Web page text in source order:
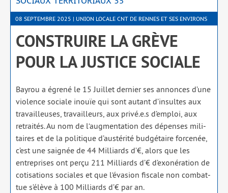
08 SEPTEMBRE 2025 | UNION LOCALE CNT DE RENNES ET SES ENVIRONS
CONSTRUIRE LA GRÈVE
POUR LA JUSTICE SOCIALE
Bayrou a égre­né le 15 Juillet der­nier ses annonces d’une
vio­lence sociale inouïe qui sont autant d’insultes aux
tra­vailleuses, tra­vailleurs, aux privé.e.s d’emploi, aux
retrai­tés. Au nom de l‘augmentation des dépenses mili­
taires et de la poli­tique d’austérité bud­gé­taire for­ce­née,
c’est une sai­gnée de 44 Milliards d’€, alors que les
entre­prises ont per­çu 211 Milliards d’€ d’exonération de
coti­sa­tions sociales et que l‘évasion fis­cale non com­bat­
tue s’élève à 100 Milliards d’€ par an.